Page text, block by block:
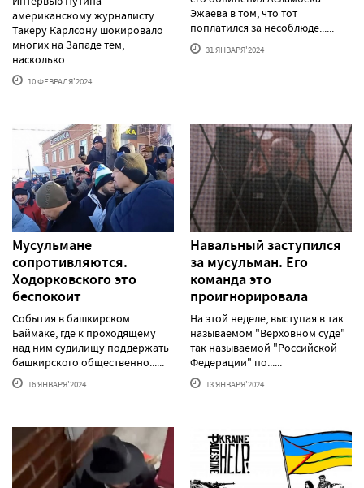
американскому журналисту
Такеру Карлсону шокировало
многих на Западе тем,
насколько......
10 ФЕВРАЛЯ'2024
Эжаева в том, что тот
поплатился за несоблюде......
31 ЯНВАРЯ'2024
Мусульмане
сопротивляются.
Ходорковского это
беспокоит
События в башкирском
Баймаке, где к проходящему
над ним судилищу поддержать
башкирского общественно......
16 ЯНВАРЯ'2024
Навальный заступился
за мусульман. Его
команда это
проигнорировала
На этой неделе, выступая в так
называемом "Верховном суде"
так называемой "Российской
Федерации" по......
13 ЯНВАРЯ'2024